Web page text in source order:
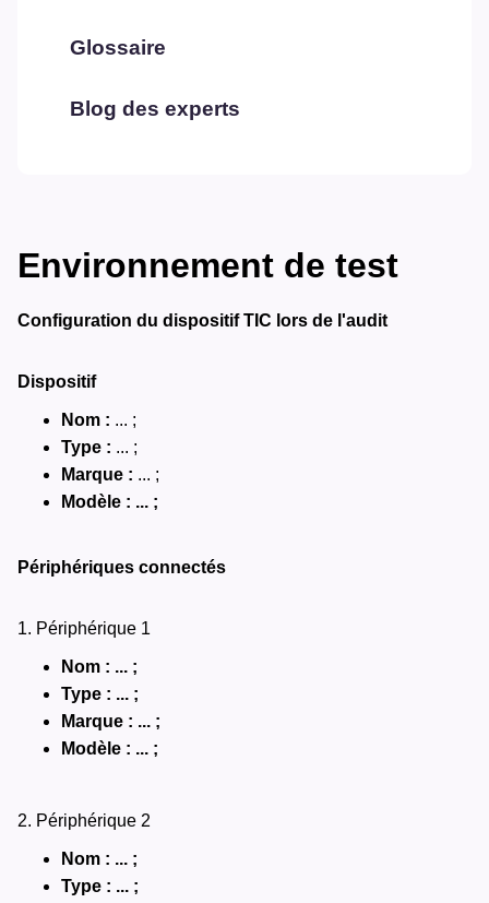
Glossaire
Blog des experts
Environnement de test
Configuration du dispositif TIC lors de l'audit
Dispositif
Nom : ... ;
Type : ... ;
Marque : ... ;
Modèle : ... ;
Périphériques connectés
1. Périphérique 1
Nom : ... ;
Type : ... ;
Marque : ... ;
Modèle : ... ;
2. Périphérique 2
Nom : ... ;
Type : ... ;